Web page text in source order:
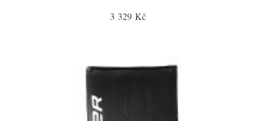
3 329 Kč